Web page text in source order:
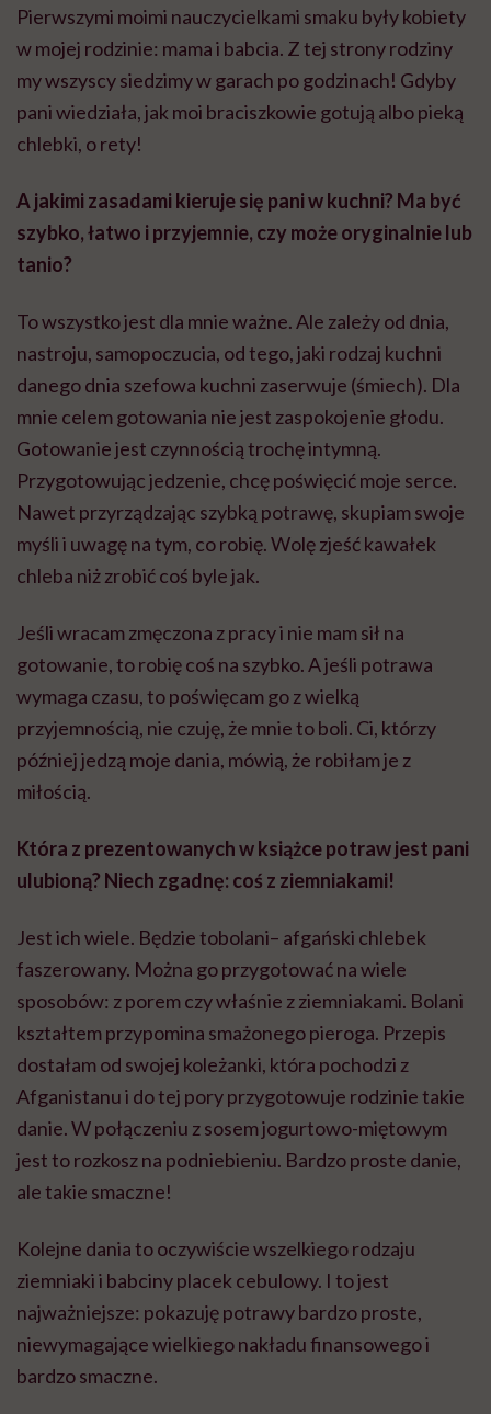
Pierwszymi moimi nauczycielkami smaku były kobiety
w mojej rodzinie: mama i babcia. Z tej strony rodziny
my wszyscy siedzimy w garach po godzinach! Gdyby
pani wiedziała, jak moi braciszkowie gotują albo pieką
chlebki, o rety!
A jakimi zasadami kieruje się pani w kuchni? Ma być
szybko, łatwo i przyjemnie, czy może oryginalnie lub
tanio?
To wszystko jest dla mnie ważne. Ale zależy od dnia,
nastroju, samopoczucia, od tego, jaki rodzaj kuchni
danego dnia szefowa kuchni zaserwuje (śmiech). Dla
mnie celem gotowania nie jest zaspokojenie głodu.
Gotowanie jest czynnością trochę intymną.
Przygotowując jedzenie, chcę poświęcić moje serce.
Nawet przyrządzając szybką potrawę, skupiam swoje
myśli i uwagę na tym, co robię. Wolę zjeść kawałek
chleba niż zrobić coś byle jak.
Jeśli wracam zmęczona z pracy i nie mam sił na
gotowanie, to robię coś na szybko. A jeśli potrawa
wymaga czasu, to poświęcam go z wielką
przyjemnością, nie czuję, że mnie to boli. Ci, którzy
później jedzą moje dania, mówią, że robiłam je z
miłością.
Która z prezentowanych w książce potraw jest pani
ulubioną? Niech zgadnę: coś z ziemniakami!
Jest ich wiele. Będzie tobolani– afgański chlebek
faszerowany. Można go przygotować na wiele
sposobów: z porem czy właśnie z ziemniakami. Bolani
kształtem przypomina smażonego pieroga. Przepis
dostałam od swojej koleżanki, która pochodzi z
Afganistanu i do tej pory przygotowuje rodzinie takie
danie. W połączeniu z sosem jogurtowo-miętowym
jest to rozkosz na podniebieniu. Bardzo proste danie,
ale takie smaczne!
Kolejne dania to oczywiście wszelkiego rodzaju
ziemniaki i babciny placek cebulowy. I to jest
najważniejsze: pokazuję potrawy bardzo proste,
niewymagające wielkiego nakładu finansowego i
bardzo smaczne.